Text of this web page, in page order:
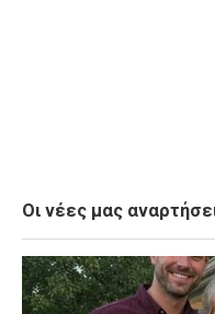
Οι νέες μας